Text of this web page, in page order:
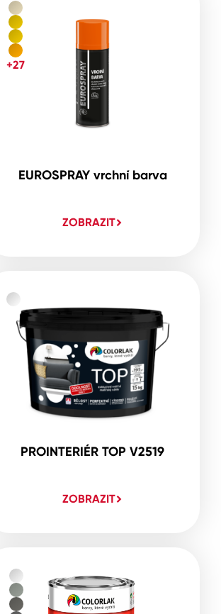
EUROSPRAY vrchní barva
ZOBRAZIT
+27
PROINTERIÉR TOP V2519
ZOBRAZIT